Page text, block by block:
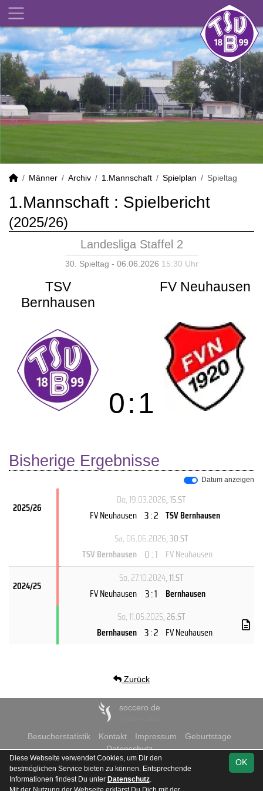
Männer Archiv 1.Mannschaft Spielplan Spieltag
1.Mannschaft : Spielbericht
(2025/26)
Landesliga Staffel 2
30. Spieltag - 06.06.2026 15:30 Uhr
TSV
Bernhausen
FV Neuhausen
0:1
Bisherige Ergebnisse
Datum anzeigen
2025/26
Do, 19.03.2026, 15.ST
FV Neuhausen 3 : 2 TSV Bernhausen
Sa, 06.06.2026, 30.ST
TSV Bernhausen 0 : 1 FV Neuhausen
2024/25
So, 27.10.2024, 11.ST
FV Neuhausen 3 : 1
Bernhausen
So, 11.05.2025, 26.ST
Bernhausen 3 : 2 FV Neuhausen
Zurück
soccero.de
Besucherstatistik Kontakt Impressum
Geburtstage
Datenschutz
OK
Diese Webseite verwendet Cookies, um Dir den
bestmöglichen Service bieten zu können. Entsprechende
Informationen findest Du unter Datenschutz.